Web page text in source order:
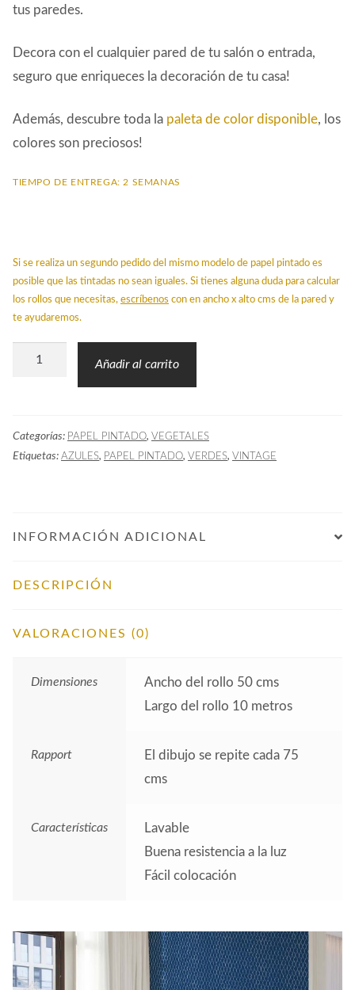
tus paredes.
Decora con el cualquier pared de tu salón o entrada,
seguro que enriqueces la decoración de tu casa!
Además, descubre toda la paleta de color disponible, los
colores son preciosos!
TIEMPO DE ENTREGA: 2 SEMANAS
Si se realiza un segundo pedido del mismo modelo de papel pintado es
posible que las tintadas no sean iguales. Si tienes alguna duda para calcular
los rollos que necesitas, escríbenos con en ancho x alto cms de la pared y
te ayudaremos.
Papel
Azul
cantidad
Añadir al carrito
Categorías: PAPEL PINTADO, VEGETALES
Etiquetas: AZULES, PAPEL PINTADO, VERDES, VINTAGE
INFORMACIÓN ADICIONAL
DESCRIPCIÓN
VALORACIONES (0)
Dimensiones
Ancho del rollo 50 cms
Largo del rollo 10 metros
Rapport
El dibujo se repite cada 75
cms
Características
Lavable
Buena resistencia a la luz
Fácil colocación